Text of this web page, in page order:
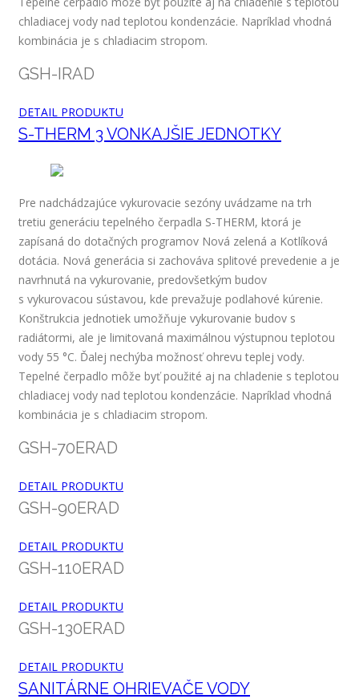
chladiacej vody nad teplotou kondenzácie. Napríklad vhodná
kombinácia je s chladiacim stropom.
GSH-IRAD
DETAIL PRODUKTU
S-THERM 3 VONKAJŠIE JEDNOTKY
Pre nadchádzajúce vykurovacie sezóny uvádzame na trh
tretiu generáciu tepelného čerpadla S-THERM, ktorá je
zapísaná do dotačných programov Nová zelená a Kotlíková
dotácia. Nová generácia si zachováva splitové prevedenie a je
navrhnutá na vykurovanie, predovšetkým budov
s vykurovacou sústavou, kde prevažuje podlahové kúrenie.
Konštrukcia jednotiek umožňuje vykurovanie budov s
radiátormi, ale je limitovaná maximálnou výstupnou teplotou
vody 55 °C. Ďalej nechýba možnosť ohrevu teplej vody.
Tepelné čerpadlo môže byť použité aj na chladenie s teplotou
chladiacej vody nad teplotou kondenzácie. Napríklad vhodná
kombinácia je s chladiacim stropom.
GSH-70ERAD
DETAIL PRODUKTU
GSH-90ERAD
DETAIL PRODUKTU
GSH-110ERAD
DETAIL PRODUKTU
GSH-130ERAD
DETAIL PRODUKTU
SANITÁRNE OHRIEVAČE VODY